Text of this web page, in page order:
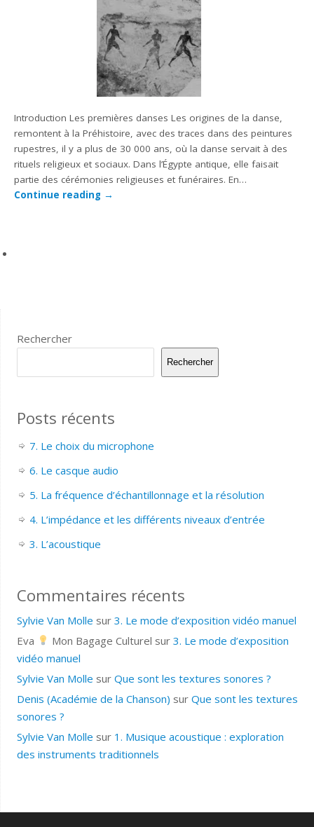
Introduction Les premières danses Les origines de la danse,
remontent à la Préhistoire, avec des traces dans des peintures
rupestres, il y a plus de 30 000 ans, où la danse servait à des
rituels religieux et sociaux. Dans l’Égypte antique, elle faisait
partie des cérémonies religieuses et funéraires. En…
Continue reading →
Rechercher
Rechercher
Posts récents
7. Le choix du microphone
6. Le casque audio
5. La fréquence d’échantillonnage et la résolution
4. L’impédance et les différents niveaux d’entrée
3. L’acoustique
Commentaires récents
Sylvie Van Molle sur 3. Le mode d’exposition vidéo manuel
Eva
Mon Bagage Culturel sur 3. Le mode d’exposition
vidéo manuel
Sylvie Van Molle sur Que sont les textures sonores ?
Denis (Académie de la Chanson) sur Que sont les textures
sonores ?
Sylvie Van Molle sur 1. Musique acoustique : exploration
des instruments traditionnels